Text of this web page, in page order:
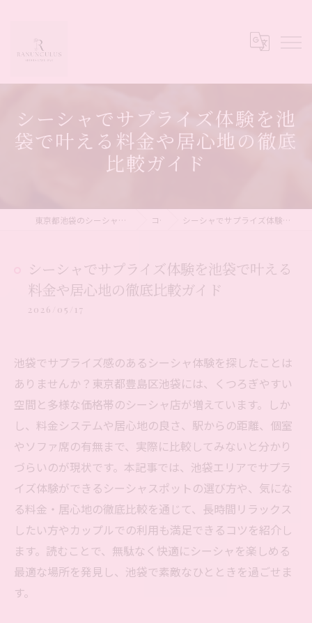
シーシャでサプライズ体験を池
袋で叶える料金や居心地の徹底
比較ガイド
東京都池袋のシーシャならシーシャカフェ&バー Ranunculus コラム シーシャでサプライズ体験を池袋で叶える料金や居心地の徹底比較ガイド
シーシャでサプライズ体験を池袋で叶える
料金や居心地の徹底比較ガイド
2026/05/17
池袋でサプライズ感のあるシーシャ体験を探したことは
ありませんか？東京都豊島区池袋には、くつろぎやすい
空間と多様な価格帯のシーシャ店が増えています。しか
し、料金システムや居心地の良さ、駅からの距離、個室
やソファ席の有無まで、実際に比較してみないと分かり
づらいのが現状です。本記事では、池袋エリアでサプラ
イズ体験ができるシーシャスポットの選び方や、気にな
る料金・居心地の徹底比較を通じて、長時間リラックス
したい方やカップルでの利用も満足できるコツを紹介し
ます。読むことで、無駄なく快適にシーシャを楽しめる
最適な場所を発見し、池袋で素敵なひとときを過ごせま
す。